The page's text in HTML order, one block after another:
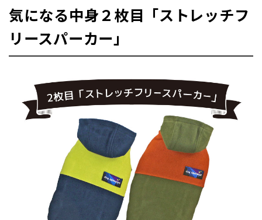
気になる中身２枚目「ストレッチフ
リースパーカー」